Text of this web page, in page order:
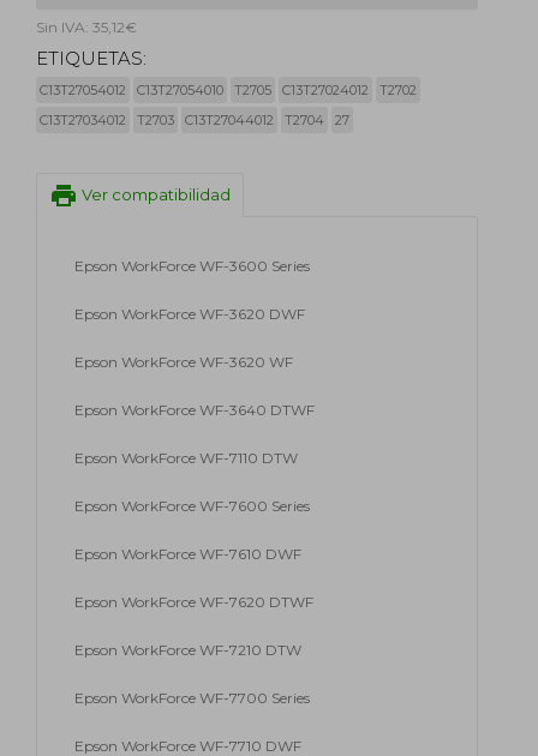
Sin IVA: 35,12€
ETIQUETAS:
C13T27054012 C13T27054010 T2705 C13T27024012
T2702
C13T27034012
T2703 C13T27044012 T2704 27
print Ver compatibilidad
Epson WorkForce WF-3600 Series
Epson WorkForce WF-3620 DWF
Epson WorkForce WF-3620 WF
Epson WorkForce WF-3640 DTWF
Epson WorkForce WF-7110 DTW
Epson WorkForce WF-7600 Series
Epson WorkForce WF-7610 DWF
Epson WorkForce WF-7620 DTWF
Epson WorkForce WF-7210 DTW
Epson WorkForce WF-7700 Series
Epson WorkForce WF-7710 DWF